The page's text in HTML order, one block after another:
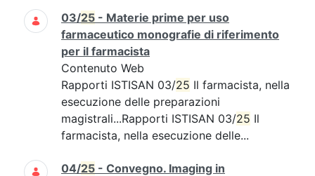
03/25 - Materie prime per uso
farmaceutico monografie di riferimento
per il farmacista
Contenuto Web
Rapporti ISTISAN 03/25 Il farmacista, nella
esecuzione delle preparazioni
magistrali...Rapporti ISTISAN 03/25 Il
farmacista, nella esecuzione delle...
04/25 - Convegno. Imaging in